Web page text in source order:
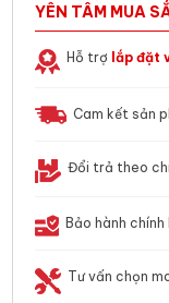
YÊN TÂM MUA
Hỗ trợ lắp đặt
Cam kết sản
Đổi trả theo
Bảo hành
Tư vấn chọn